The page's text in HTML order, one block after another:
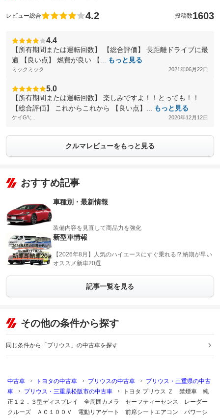
レビュー総合 4.2 投稿数1603
4.4
【所有期間または運転回数】 【総合評価】 長距離ドライブに最
適 【良い点】 燃費が良い 【...
もっと見る
ミックミック 2021年06月22日
5.0
【所有期間または運転回数】 楽しみですよ！！とっても！！
【総合評価】 これからこれから 【良い点】...
もっと見る
ケイG'\;... 2020年12月12日
クルマレビューをもっと見る
おすすめ記事
車種別・最新情報
装備内容を見直して商品力を強化
新型車情報
【2026年8月】人気のハイエースにすぐ乗れる!? 納期が早い
オススメ新車20選
記事一覧を見る
その他の条件から探す
同じ条件から「プリウス」の中古車を探す
中古車 トヨタの中古車 プリウスの中古車
プリウス・三重県の中古
車
プリウス・三重県松阪市の中古車
トヨタ プリウス Ｚ 禁煙車 純
正１２．３型ディスプレイ 全周囲カメラ セーフティーセンス レーダー
クルーズ ＡＣ１００Ｖ 電動リアゲート 前席シートエアコン パワーシ